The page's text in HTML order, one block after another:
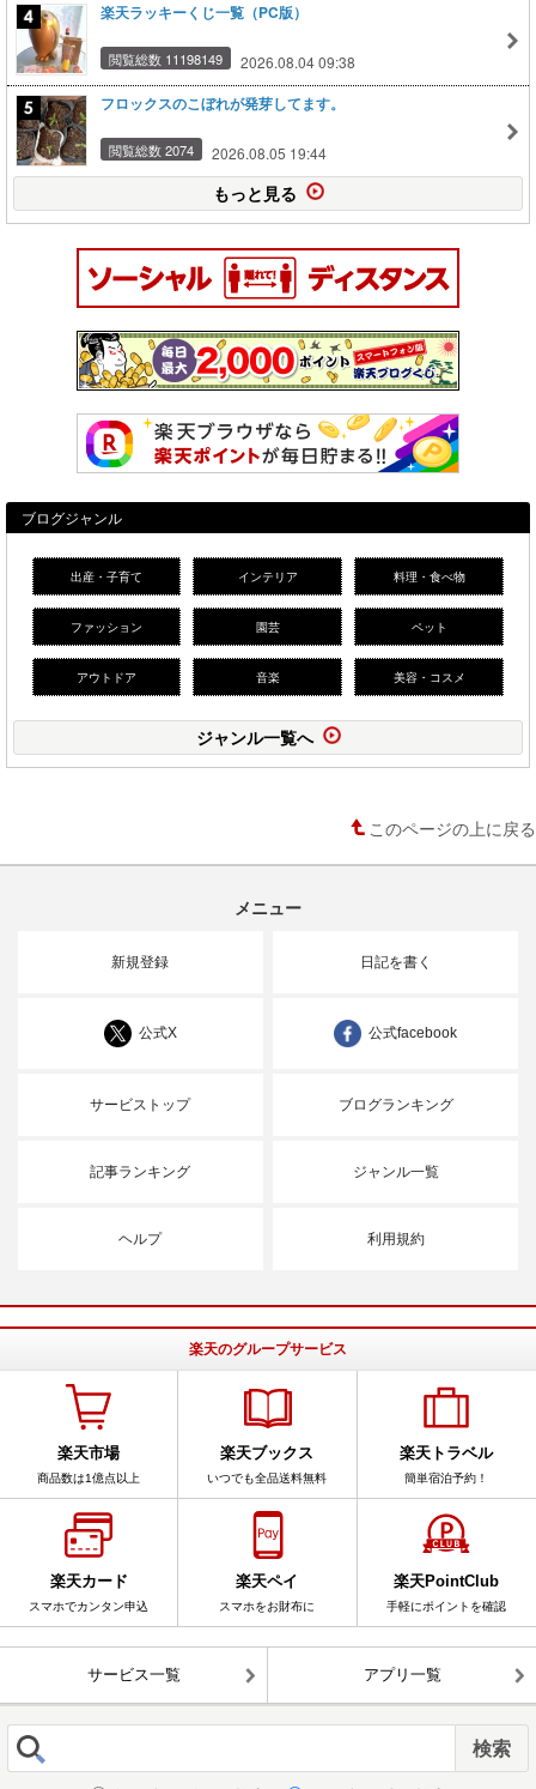
楽天ラッキーくじ一覧（PC版）
閲覧総数 11198149 2026.08.04 09:38
フロックスのこぼれが発芽してます。
閲覧総数 2074 2026.08.05 19:44
もっと見る
ブログジャンル
出産・子育て インテリア 料理・食べ物
ファッション 園芸 ペット
アウトドア 音楽 美容・コスメ
ジャンル一覧へ
このページの上に戻る
メニュー
新規登録 日記を書く
公式X 公式facebook
サービストップ ブログランキング
記事ランキング ジャンル一覧
ヘルプ 利用規約
楽天のグループサービス
楽天市場
商品数は1億点以上
楽天ブックス
いつでも全品送料無料
楽天トラベル
簡単宿泊予約！
楽天カード
スマホでカンタン申込
楽天ペイ
スマホをお財布に
楽天PointClub
手軽にポイントを確認
サービス一覧 アプリ一覧